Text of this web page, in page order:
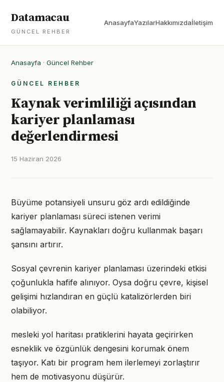
Datamacau
GÜNCEL REHBER
AnasayfaYazılarHakkımızdaİletişim
Anasayfa · Güncel Rehber
GÜNCEL REHBER
Kaynak verimliliği açısından
kariyer planlaması
değerlendirmesi
15 Haziran 2026
Büyüme potansiyeli unsuru göz ardı edildiğinde
kariyer planlaması süreci istenen verimi
sağlamayabilir. Kaynakları doğru kullanmak başarı
şansını artırır.
Sosyal çevrenin kariyer planlaması üzerindeki etkisi
çoğunlukla hafife alınıyor. Oysa doğru çevre, kişisel
gelişimi hızlandıran en güçlü katalizörlerden biri
olabiliyor.
mesleki yol haritası pratiklerini hayata geçirirken
esneklik ve özgünlük dengesini korumak önem
taşıyor. Katı bir program hem ilerlemeyi zorlaştırır
hem de motivasyonu düşürür.